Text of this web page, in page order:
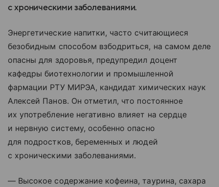
с хроническими заболеваниями.
Энергетические напитки, часто считающиеся
безобидным способом взбодриться, на самом деле
опасны для здоровья, предупредил доцент
кафедры биотехнологии и промышленной
фармации РТУ МИРЭА, кандидат химических наук
Алексей Панов. Он отметил, что постоянное
их употребление негативно влияет на сердце
и нервную систему, особенно опасно
для подростков, беременных и людей
с хроническими заболеваниями.
— Высокое содержание кофеина, таурина, сахара